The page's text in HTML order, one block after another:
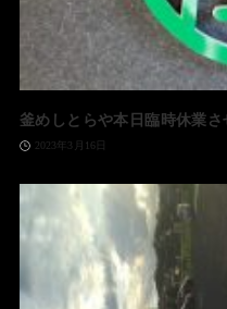
釜めしとらや本日臨時休業
2023年3月16日